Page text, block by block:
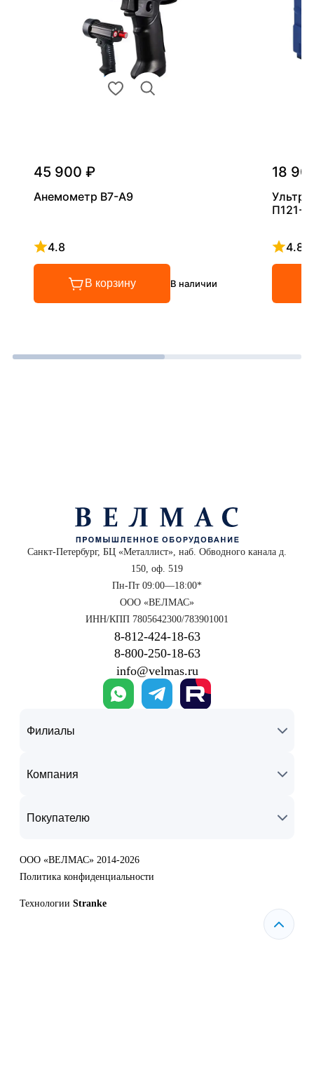
45 900 ₽
Анемометр В7-А9
4.8
Рейтинг 4.8 из 5
В корзину В наличии
18
П121-
4.8
Санкт-Петербург, БЦ «Металлист», наб. Обводного канала д.
150, оф. 519
Пн-Пт 09:00—18:00*
ООО «ВЕЛМАС»
ИНН/КПП 7805642300/783901001
8‑812‑424‑18‑63
8‑800‑250‑18‑63
info@velmas.ru
Филиалы
Компания
Покупателю
ООО «ВЕЛМАС» 2014-2026
Политика конфиденциальности
Технологии Stranke